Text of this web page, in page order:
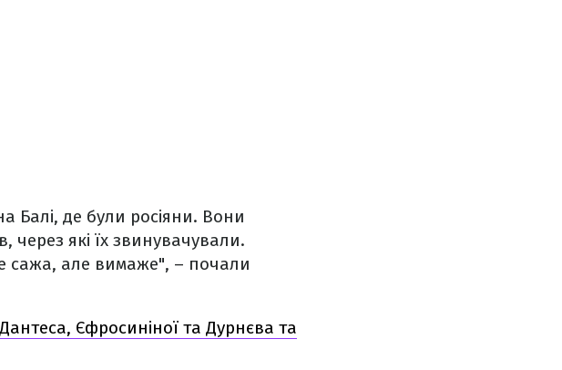
Балі, де були росіяни. Вони
через які їх звинувачували.
сажа, але вимаже", – почали
Єфросиніної та Дурнєва та